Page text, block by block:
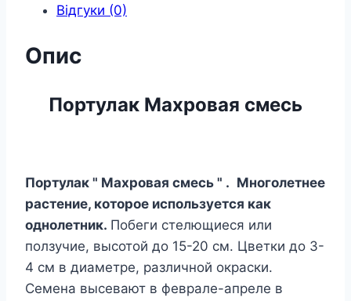
Відгуки (0)
Опис
Портулак Махровая смесь
Портулак " Махровая смесь " ​. Многолетнее
растение, которое используется как
однолетник. Побеги стелющиеся или
ползучие, высотой до 15-20 см. Цветки до 3-
4 см в диаметре, различной окраски.
Семена высевают в феврале-апреле в